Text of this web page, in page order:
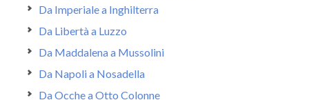
Da Imperiale a Inghilterra
Da Libertà a Luzzo
Da Maddalena a Mussolini
Da Napoli a Nosadella
Da Ocche a Otto Colonne